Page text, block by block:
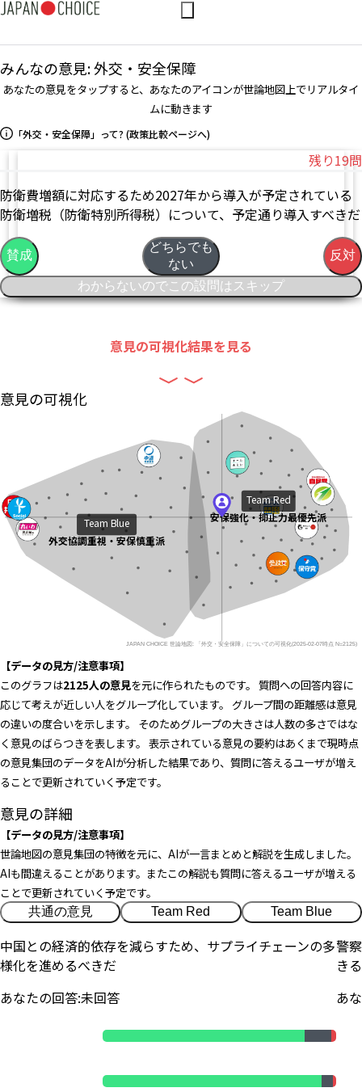
みんなの意見:外交・安全保障
あなたの意見をタップすると、あなたのアイコンが世論地図上でリアルタイ
ムに動きます
「外交・安全保障」って? (政策比較ページへ)
残り19問
防衛費増額に対応するため2027年から導入が予定されている
防衛増税（防衛特別所得税）について、予定通り導入すべきだ
賛成
どちらでも
ない
反対
わからないのでこの設問はスキップ
意見の可視化結果を見る
意見の可視化
Team Red
安保強化・抑止力最優先派
Team Blue
外交協調重視・安保慎重派
JAPAN CHOICE 世論地図: 「外交・安全保障」についての可視化(2025-02-07時点 N=2125)
【データの見方/注意事項】
このグラフは2125人の意見を元に作られたものです。 質問への回答内容に
応じて考えが近しい人をグループ化しています。 グループ間の距離感は意見
の違いの度合いを示します。 そのためグループの大きさは人数の多さではな
く意見のばらつきを表します。 表示されている意見の要約はあくまで現時点
の意見集団のデータをAIが分析した結果であり、質問に答えるユーザが増え
ることで更新されていく予定です。
意見の詳細
【データの見方/注意事項】
世論地図の意見集団の特徴を元に、AIが一言まとめと解説を生成しました。
AIも間違えることがあります。またこの解説も質問に答えるユーザが増える
ことで更新されていく予定です。
共通の意見 Team Red Team Blue
中国との経済的依存を減らすため、サプライチェーンの多
様化を進めるべきだ
あなたの回答:未回答
警
き
あ